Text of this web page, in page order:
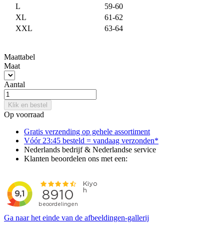
L
59-60
XL
61-62
XXL
63-64
Maattabel
Maat
Aantal
Klik en bestel
Op voorraad
Gratis verzending op gehele assortiment
Vóór 23:45 besteld = vandaag verzonden*
Nederlands bedrijf & Nederlandse service
Klanten beoordelen ons met een:
Ga naar het einde van de afbeeldingen-gallerij